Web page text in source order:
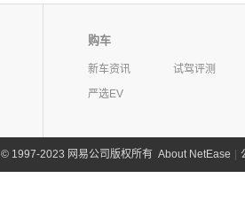
购车
新车资讯
试驾评测
严选EV
©1997-2023 网易公司版权所有 About NetEase